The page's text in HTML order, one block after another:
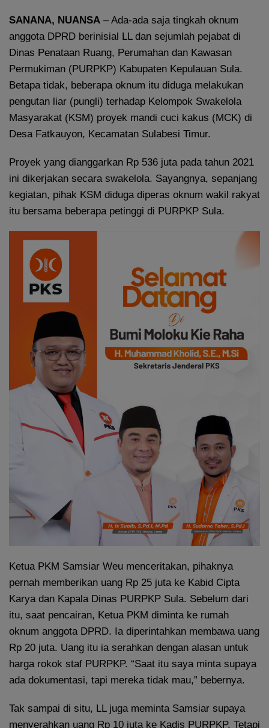
SANANA, NUANSA – Ada-ada saja tingkah oknum
anggota DPRD berinisial LL dan sejumlah pejabat di
Dinas Penataan Ruang, Perumahan dan Kawasan
Permukiman (PURPKP) Kabupaten Kepulauan Sula.
Betapa tidak, beberapa oknum itu diduga melakukan
pengutan liar (pungli) terhadap Kelompok Swakelola
Masyarakat (KSM) proyek mandi cuci kakus (MCK) di
Desa Fatkauyon, Kecamatan Sulabesi Timur.
Proyek yang dianggarkan Rp 536 juta pada tahun 2021
ini dikerjakan secara swakelola. Sayangnya, sepanjang
kegiatan, pihak KSM diduga diperas oknum wakil rakyat
itu bersama beberapa petinggi di PURPKP Sula.
Ketua PKM Samsiar Weu menceritakan, pihaknya
pernah memberikan uang Rp 25 juta ke Kabid Cipta
Karya dan Kapala Dinas PURPKP Sula. Sebelum dari
itu, saat pencairan, Ketua PKM diminta ke rumah
oknum anggota DPRD. Ia diperintahkan membawa uang
Rp 20 juta. Uang itu ia serahkan dengan alasan untuk
harga rokok staf PURPKP. “Saat itu saya minta supaya
ada dokumentasi, tapi mereka tidak mau,” bebernya.
Tak sampai di situ, LL juga meminta Samsiar supaya
menyerahkan uang Rp 10 juta ke Kadis PURPKP. Tetapi